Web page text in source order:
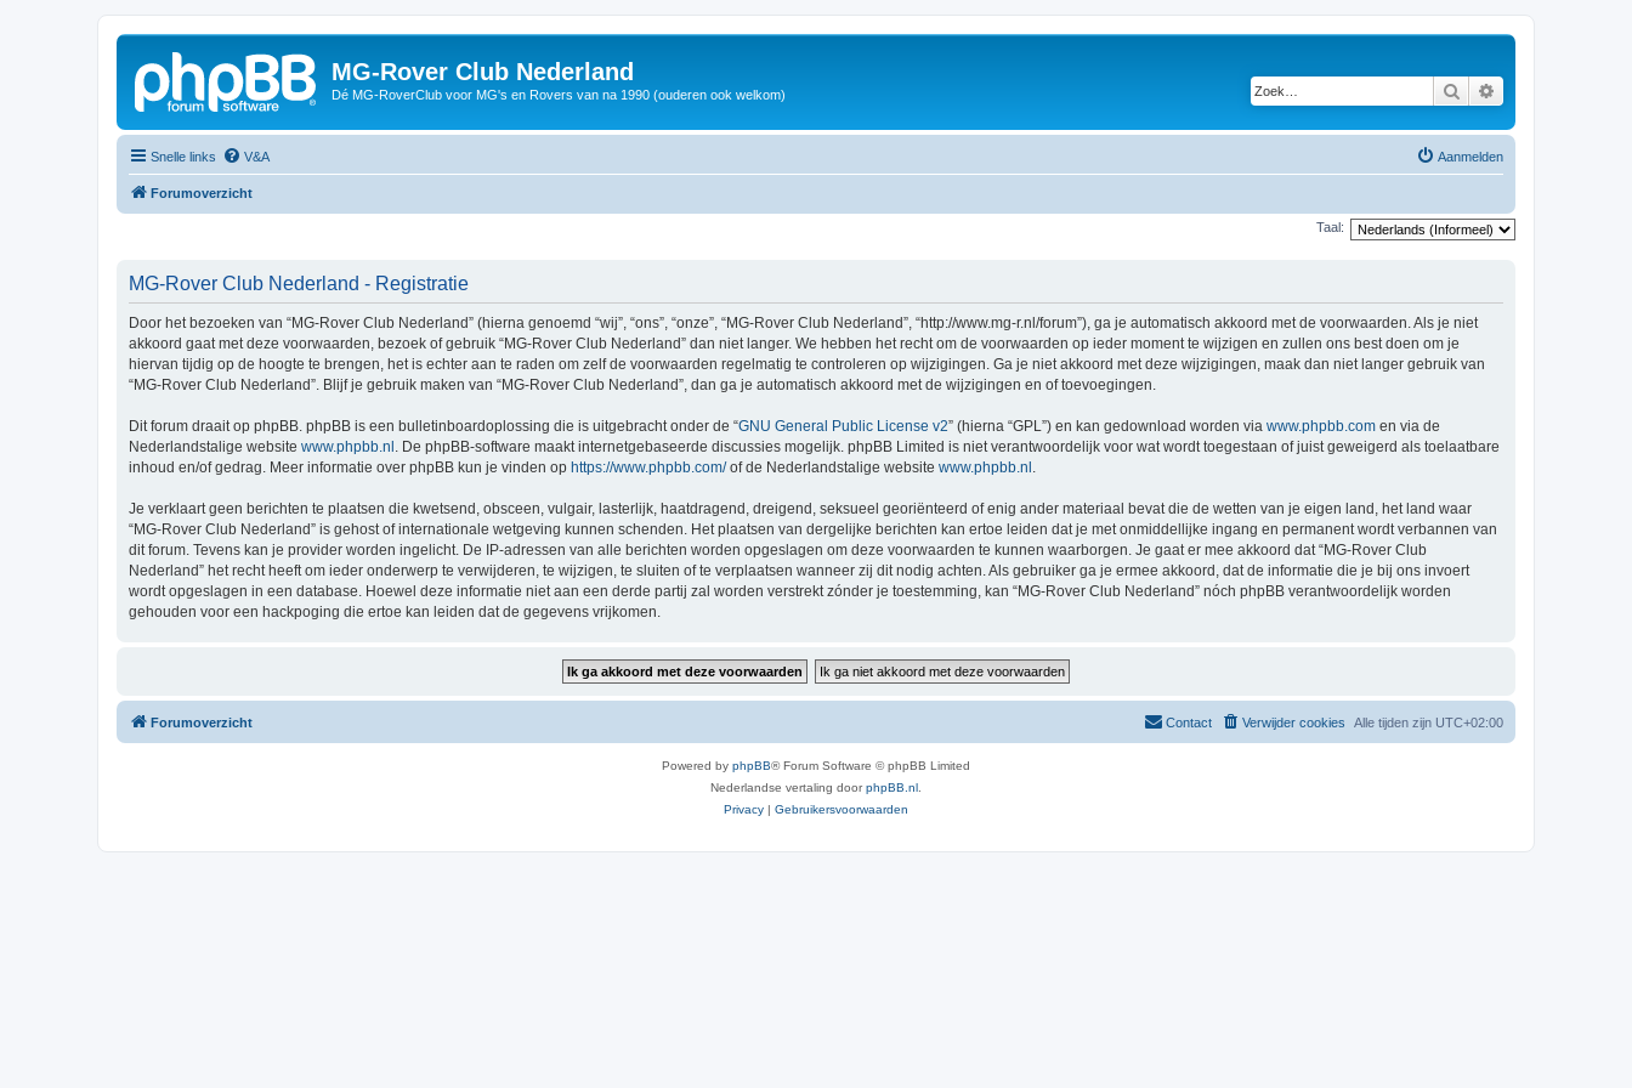
MG-Rover Club Nederland
Dé MG-RoverClub voor MG's en Rovers van na 1990 (ouderen ook welkom) Zoek
Snelle links V&A Aanmelden
Forumoverzicht
Taal:
MG-Rover Club Nederland - Registratie
Door het bezoeken van “MG-Rover Club Nederland” (hierna genoemd “wij”, “ons”, “onze”, “MG-Rover Club Nederland”, “http://www.mg-r.nl/forum”), ga je automatisch akkoord met de voorwaarden. Als je niet
akkoord gaat met deze voorwaarden, bezoek of gebruik “MG-Rover Club Nederland” dan niet langer. We hebben het recht om de voorwaarden op ieder moment te wijzigen en zullen ons best doen om je
hiervan tijdig op de hoogte te brengen, het is echter aan te raden om zelf de voorwaarden regelmatig te controleren op wijzigingen. Ga je niet akkoord met deze wijzigingen, maak dan niet langer gebruik van
“MG-Rover Club Nederland”. Blijf je gebruik maken van “MG-Rover Club Nederland”, dan ga je automatisch akkoord met de wijzigingen en of toevoegingen.
Dit forum draait op phpBB. phpBB is een bulletinboardoplossing die is uitgebracht onder de “GNU General Public License v2” (hierna “GPL”) en kan gedownload worden via www.phpbb.com en via de
Nederlandstalige website www.phpbb.nl . De phpBB-software maakt internetgebaseerde discussies mogelijk. phpBB Limited is niet verantwoordelijk voor wat wordt toegestaan of juist geweigerd als toelaatbare
inhoud en/of gedrag. Meer informatie over phpBB kun je vinden op https://www.phpbb.com/of de Nederlandstalige website www.phpbb.nl .
Je verklaart geen berichten te plaatsen die kwetsend, obsceen, vulgair, lasterlijk, haatdragend, dreigend, seksueel georiënteerd of enig ander materiaal bevat die de wetten van je eigen land, het land waar
“MG-Rover Club Nederland” is gehost of internationale wetgeving kunnen schenden. Het plaatsen van dergelijke berichten kan ertoe leiden dat je met onmiddellijke ingang en permanent wordt verbannen van
dit forum. Tevens kan je provider worden ingelicht. De IP-adressen van alle berichten worden opgeslagen om deze voorwaarden te kunnen waarborgen. Je gaat er mee akkoord dat “MG-Rover Club
Nederland” het recht heeft om ieder onderwerp te verwijderen, te wijzigen, te sluiten of te verplaatsen wanneer zij dit nodig achten. Als gebruiker ga je ermee akkoord, dat de informatie die je bij ons invoert
wordt opgeslagen in een database. Hoewel deze informatie niet aan een derde partij zal worden verstrekt zónder je toestemming, kan “MG-Rover Club Nederland” nóch phpBB verantwoordelijk worden
gehouden voor een hackpoging die ertoe kan leiden dat de gegevens vrijkomen.
Forumoverzicht Alle tijden zijn UTC+02:00
Verwijder cookies
Contact
Powered by phpBB® Forum Software © phpBB Limited
Nederlandse vertaling doorphpBB.nl
Privacy | Gebruikersvoorwaarden